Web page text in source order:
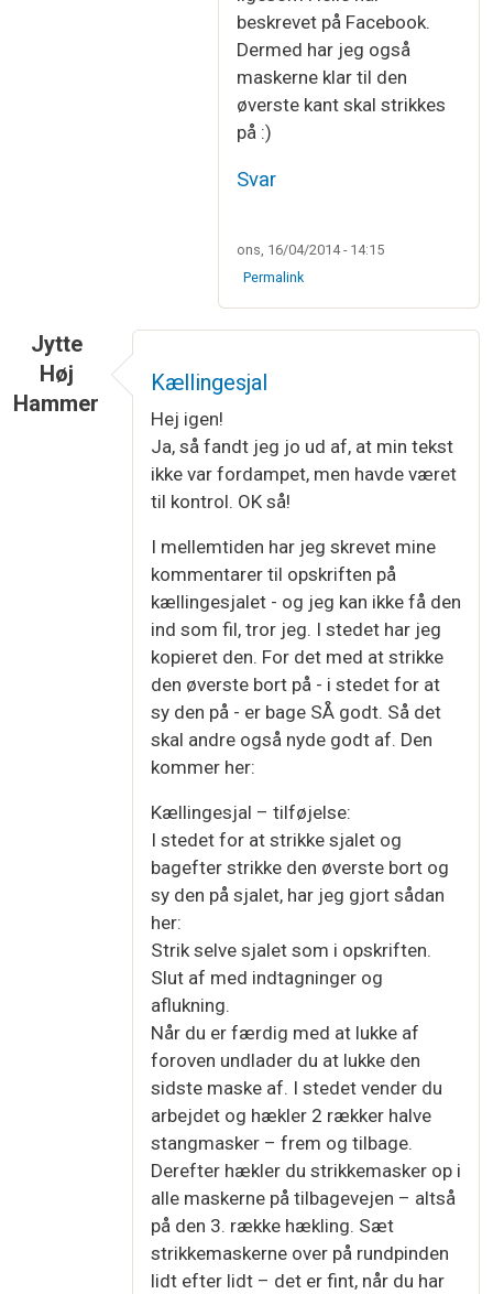
beskrevet på Facebook.
Dermed har jeg også
maskerne klar til den
øverste kant skal strikkes
på :)
Svar
ons, 16/04/2014 - 14:15
Permalink
Jytte
Høj
Hammer
Kællingesjal
Hej igen!
Ja, så fandt jeg jo ud af, at min tekst
ikke var fordampet, men havde været
til kontrol. OK så!
I mellemtiden har jeg skrevet mine
kommentarer til opskriften på
kællingesjalet - og jeg kan ikke få den
ind som fil, tror jeg. I stedet har jeg
kopieret den. For det med at strikke
den øverste bort på - i stedet for at
sy den på - er bage SÅ godt. Så det
skal andre også nyde godt af. Den
kommer her:
Kællingesjal – tilføjelse:
I stedet for at strikke sjalet og
bagefter strikke den øverste bort og
sy den på sjalet, har jeg gjort sådan
her:
Strik selve sjalet som i opskriften.
Slut af med indtagninger og
aflukning.
Når du er færdig med at lukke af
foroven undlader du at lukke den
sidste maske af. I stedet vender du
arbejdet og hækler 2 rækker halve
stangmasker – frem og tilbage.
Derefter hækler du strikkemasker op i
alle maskerne på tilbagevejen – altså
på den 3. række hækling. Sæt
strikkemaskerne over på rundpinden
lidt efter lidt – det er fint, når du har